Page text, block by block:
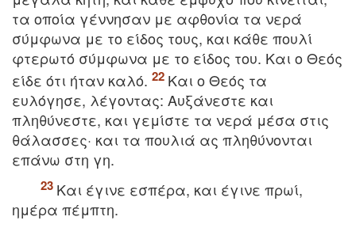
τα οποία γέννησαν με αφθονία τα νερά
σύμφωνα με το είδος τους, και κάθε πουλί
φτερωτό σύμφωνα με το είδος του. Kαι ο Θεός
είδε ότι ήταν καλό.
Kαι ο Θεός τα
ευλόγησε, λέγοντας: Aυξάνεστε και
πληθύνεστε, και γεμίστε τα νερά μέσα στις
θάλασσες· και τα πουλιά ας πληθύνονται
επάνω στη γη.
Kαι έγινε εσπέρα, και έγινε πρωί,
ημέρα πέμπτη.